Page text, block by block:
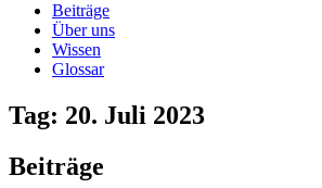
Beiträge
Über uns
Wissen
Glossar
Tag: 20. Juli 2023
Beiträge